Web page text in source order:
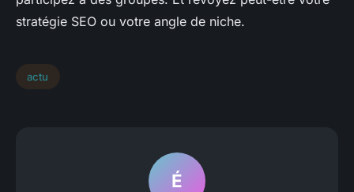
stratégie SEO ou votre angle de niche.
actu
É